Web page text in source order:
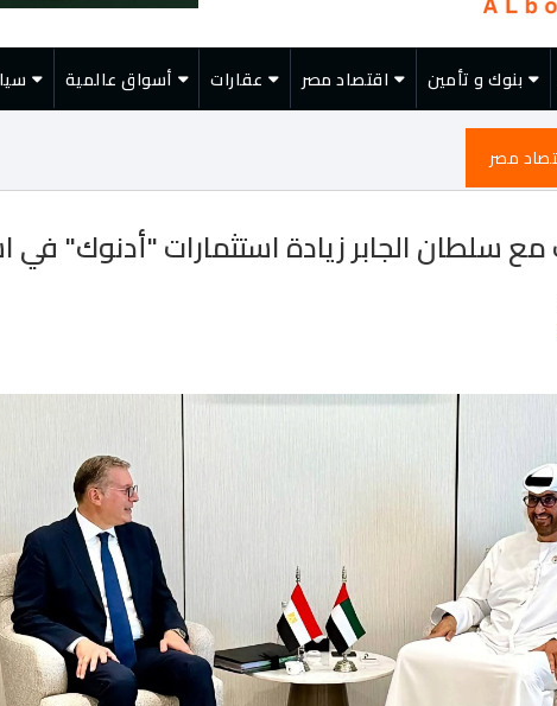
بنوك و تأمين اقتصاد مصر عقارات أسواق عالمية
مصر
مع سلطان الجابر زيادة استثمارات "أدنوك"